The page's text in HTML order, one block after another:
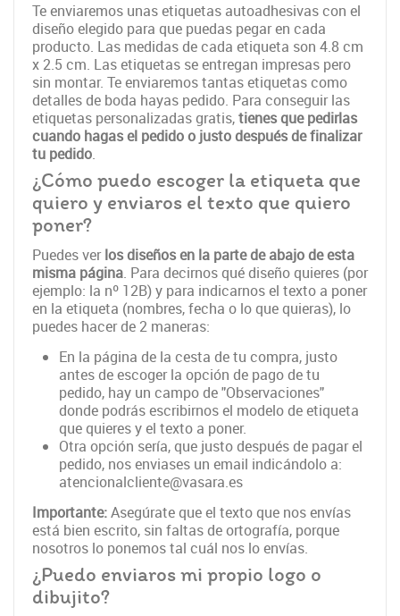
Te enviaremos unas etiquetas autoadhesivas con el
diseño elegido para que puedas pegar en cada
producto. Las medidas de cada etiqueta son 4.8 cm
x 2.5 cm. Las etiquetas se entregan impresas pero
sin montar. Te enviaremos tantas etiquetas como
detalles de boda hayas pedido. Para conseguir las
etiquetas personalizadas gratis,tienes que pedirlas
cuando hagas el pedido o justo después de finalizar
tu pedido.
¿Cómo puedo escoger la etiqueta que
quiero y enviaros el texto que quiero
poner?
Puedes verlos diseños en la parte de abajo de esta
misma página. Para decirnos qué diseño quieres (por
ejemplo: la nº 12B) y para indicarnos el texto a poner
en la etiqueta (nombres, fecha o lo que quieras), lo
puedes hacer de 2 maneras:
En la página de la cesta de tu compra, justo
antes de escoger la opción de pago de tu
pedido, hay un campo de "Observaciones"
donde podrás escribirnos el modelo de etiqueta
que quieres y el texto a poner.
Otra opción sería, que justo después de pagar el
pedido, nos enviases un email indicándolo a:
atencionalcliente@vasara.es
Importante:Asegúrate que el texto que nos envías
está bien escrito, sin faltas de ortografía, porque
nosotros lo ponemos tal cuál nos lo envías.
¿Puedo enviaros mi propio logo o
dibujito?